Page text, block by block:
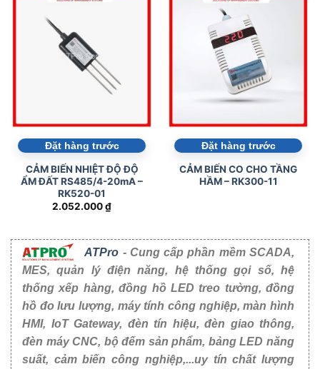
Đặt hàng trước
CẢM BIẾN NHIỆT ĐỘ ĐỘ
ẨM ĐẤT RS485/4-20mA –
RK520-01
2.052.000₫
Đặt hàng trước
CẢM BIẾN CO CHO TẦNG
HẦM – RK300-11
ATPro - Cung cấp phần mềm SCADA,
MES, quản lý điện năng, hệ thống gọi số, hệ
thống xếp hàng, đồng hồ LED treo tường, đồng
hồ đo lưu lượng, máy tính công nghiệp, màn hình
HMI, IoT Gateway, đèn tín hiệu, đèn giao thông,
đèn máy CNC, bộ đếm sản phẩm, bảng LED năng
suất, cảm biến công nghiệp,...uy tín chất lượng